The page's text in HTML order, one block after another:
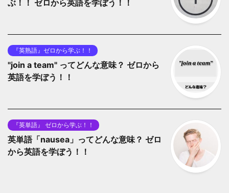
ぶ！！ ゼロから英語を学ぼう！！
『英熟語』ゼロから学ぶ！！
"join a team" ってどんな意味？ ゼロから
英語を学ぼう！！
『英単語』 ゼロから学ぶ！！
英単語「nausea」ってどんな意味？ ゼロ
から英語を学ぼう！！